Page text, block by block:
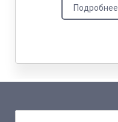
Подробнее